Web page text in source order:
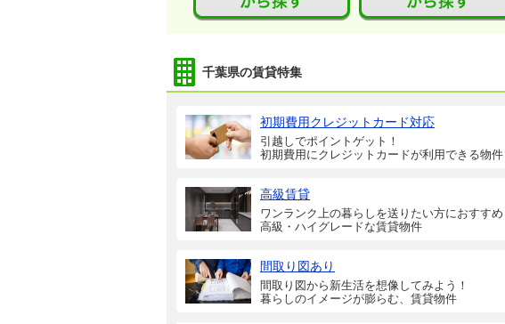
千葉県の賃貸特集
初期費用クレジットカード対応
引越しでポイントゲット！
初期費用にクレジットカードが利用できる物件
高級賃貸
ワンランク上の暮らしを送りたい方におすすめ
高級・ハイグレードな賃貸物件
間取り図あり
間取り図から新生活を想像してみよう！
暮らしのイメージが膨らむ、賃貸物件